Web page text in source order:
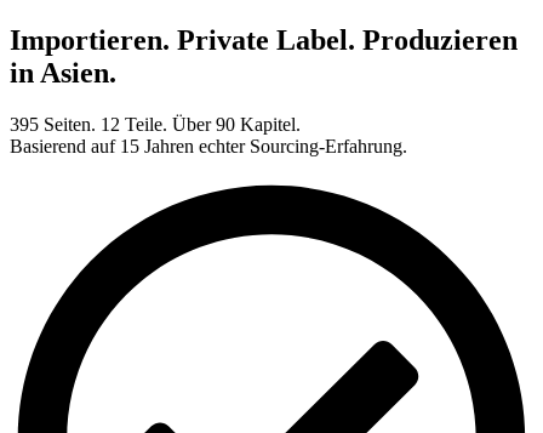
Importieren. Private Label. Produzieren
in Asien.
395 Seiten. 12 Teile. Über 90 Kapitel.
Basierend auf 15 Jahren echter Sourcing-Erfahrung.